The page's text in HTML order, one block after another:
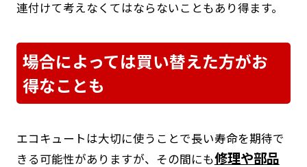
連付けて考えなくてはならないこともあり得ます。
場合によっては買い替えた方がお
得なことも
エコキュートは大切に使うことで長い寿命を期待で
きる可能性がありますが、その間にも修理や部品